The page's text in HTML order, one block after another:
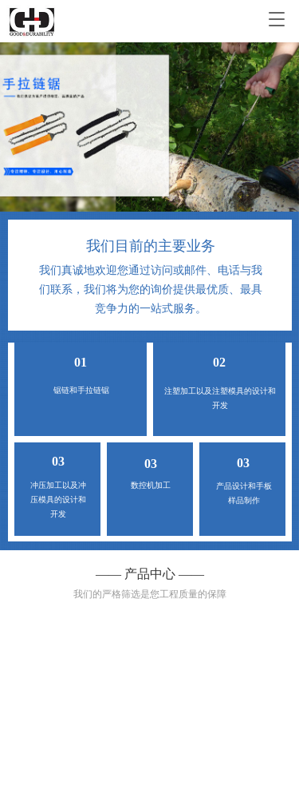
T
g
g
l
e
n
a
v
i
g
a
t
我们目前的主要业务
我们真诚地欢迎您通过访问或邮件、电话与我
们联系，我们将为您的询价提供最优质、最具
竞争力的一站式服务。
01
锯链和手拉链锯
02
注塑加工以及注塑模具的设计和
开发
03
冲压加工以及冲
压模具的设计和
开发
03 03
数控机加工
产品设计和手板
样品制作
—— 产品中心 ——
我们的严格筛选是您工程质量的保障